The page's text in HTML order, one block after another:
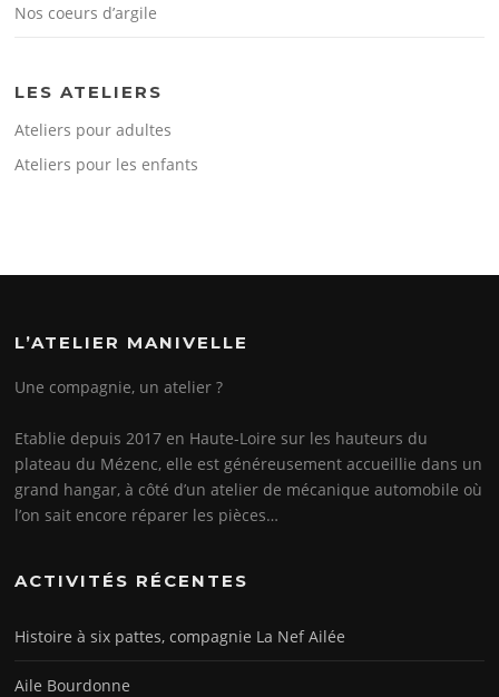
Nos coeurs d’argile
LES ATELIERS
Ateliers pour adultes
Ateliers pour les enfants
L’ATELIER MANIVELLE
Une compagnie, un atelier ?
Etablie depuis 2017 en Haute-Loire sur les hauteurs du
plateau du Mézenc, elle est généreusement accueillie dans un
grand hangar, à côté d’un atelier de mécanique automobile où
l’on sait encore réparer les pièces…
ACTIVITÉS RÉCENTES
Histoire à six pattes, compagnie La Nef Ailée
Aile Bourdonne